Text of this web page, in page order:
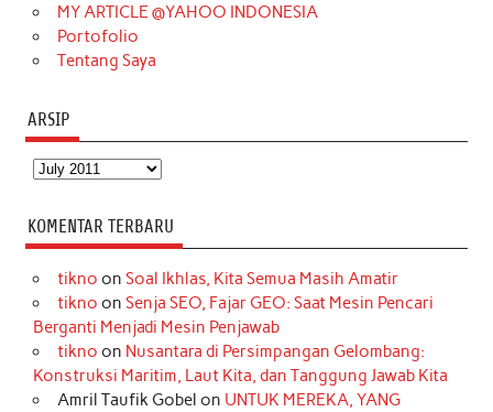
MY ARTICLE @YAHOO INDONESIA
Portofolio
Tentang Saya
ARSIP
Arsip
KOMENTAR TERBARU
tikno on Soal Ikhlas, Kita Semua Masih Amatir
tikno on Senja SEO, Fajar GEO: Saat Mesin Pencari
Berganti Menjadi Mesin Penjawab
tikno on Nusantara di Persimpangan Gelombang:
Konstruksi Maritim, Laut Kita, dan Tanggung Jawab Kita
Amril Taufik Gobel on UNTUK MEREKA, YANG